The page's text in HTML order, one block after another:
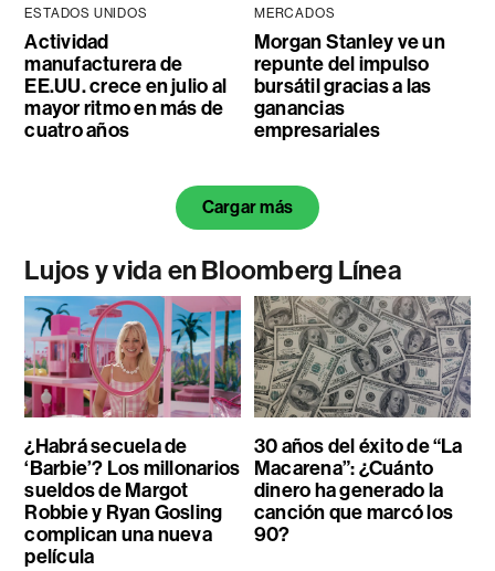
ESTADOS UNIDOS
Actividad
manufacturera de
EE.UU. crece en julio al
mayor ritmo en más de
cuatro años
MERCADOS
Morgan Stanley ve un
repunte del impulso
bursátil gracias a las
ganancias
empresariales
Cargar más
Lujos y vida en Bloomberg Línea
¿Habrá secuela de
‘Barbie’? Los millonarios
sueldos de Margot
Robbie y Ryan Gosling
complican una nueva
película
30 años del éxito de “La
Macarena”: ¿Cuánto
dinero ha generado la
canción que marcó los
90?